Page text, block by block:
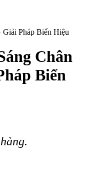
Chân
Biển